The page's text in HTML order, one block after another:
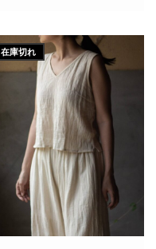
の
商
品
に
は
複
数
の
バ
リ
エ
ー
シ
ョ
ン
が
あ
り
ま
在庫切れ